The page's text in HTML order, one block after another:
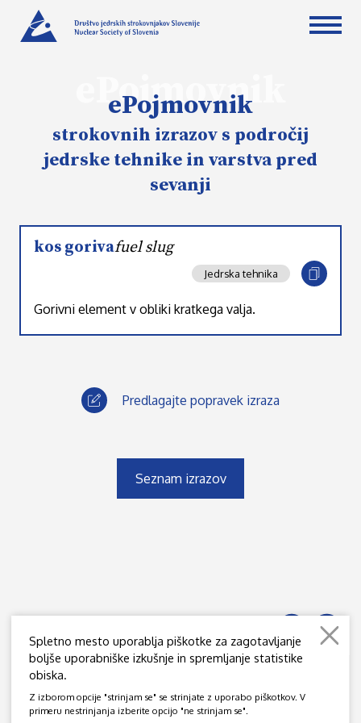
ePojmovnik
ePojmovnik
strokovnih izrazov s področij
jedrske tehnike in varstva pred
sevanji
kos gorivafuel slug
Jedrska tehnika
Gorivni element v obliki kratkega valja.
Predlagajte popravek izraza
Seznam izrazov
© 2020 - 2026 DRUŠTVO JEDRSKIH STROKOVNJAKOV SLOVENIJE
Spletno mesto uporablja piškotke za zagotavljanje
boljše uporabniške izkušnje in spremljanje statistike
obiska.
Z izborom opcije "strinjam se" se strinjate z uporabo piškotkov. V
primeru nestrinjanja izberite opcijo "ne strinjam se".